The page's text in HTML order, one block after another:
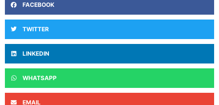
FACEBOOK
TWITTER
LINKEDIN
WHATSAPP
EMAIL